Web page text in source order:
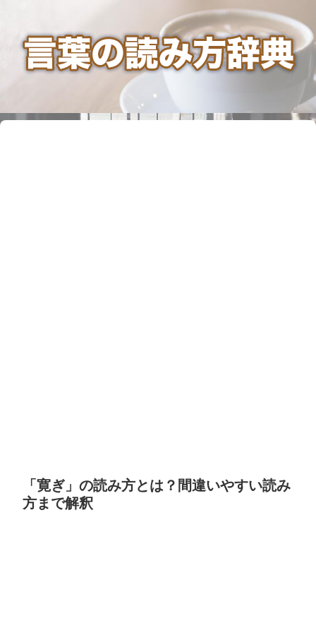
「寛ぎ」の読み方とは？間違いやすい読み
方まで解釈